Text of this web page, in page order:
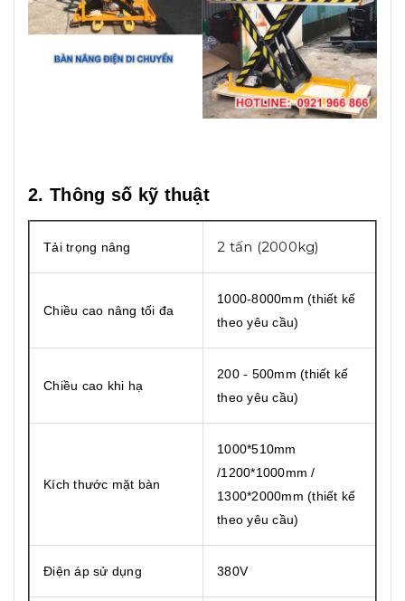
2. Thông số kỹ thuật
Tải trọng nâng 2 tấn (2000kg)
Chiều cao nâng tối đa
1000-8000mm (thiết kế
theo yêu cầu)
Chiều cao khi hạ
200 - 500mm (thiết kế
theo yêu cầu)
Kích thước mặt bàn
1000*510mm
/1200*1000mm /
1300*2000mm (thiết kế
theo yêu cầu)
Điện áp sử dụng 380V